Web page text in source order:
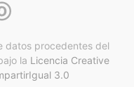
datos procedentes del
la Licencia Creative
3.0